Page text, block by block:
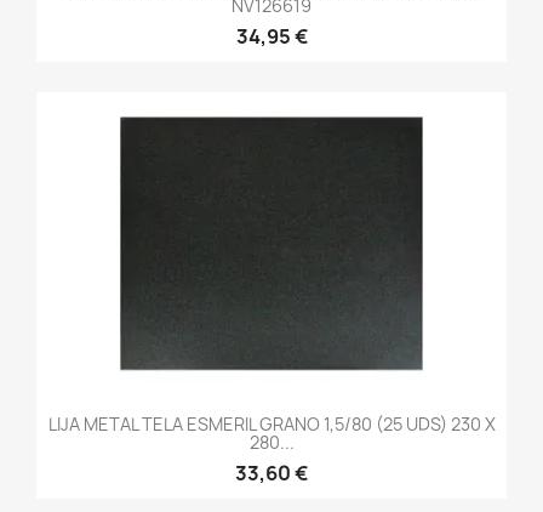
NV126619
34,95 €
LIJA METAL TELA ESMERIL GRANO 1,5/80 (25 UDS) 230 X
280...
33,60 €